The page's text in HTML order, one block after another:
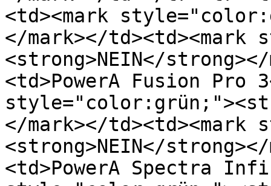
<td>﻿<mark
</mark>﻿</
<strong>NEIN</
<td>PowerA Fusion Pro
</mark>﻿</
<strong>NEIN</
<td>PowerA Spectra